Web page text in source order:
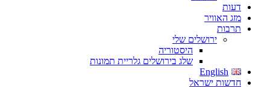
דעות
מזג האוויר
תרבות
ירושלים שלי
היסטוריה
שלג בירושלים גלריית תמונות
English
חדשות ישראל